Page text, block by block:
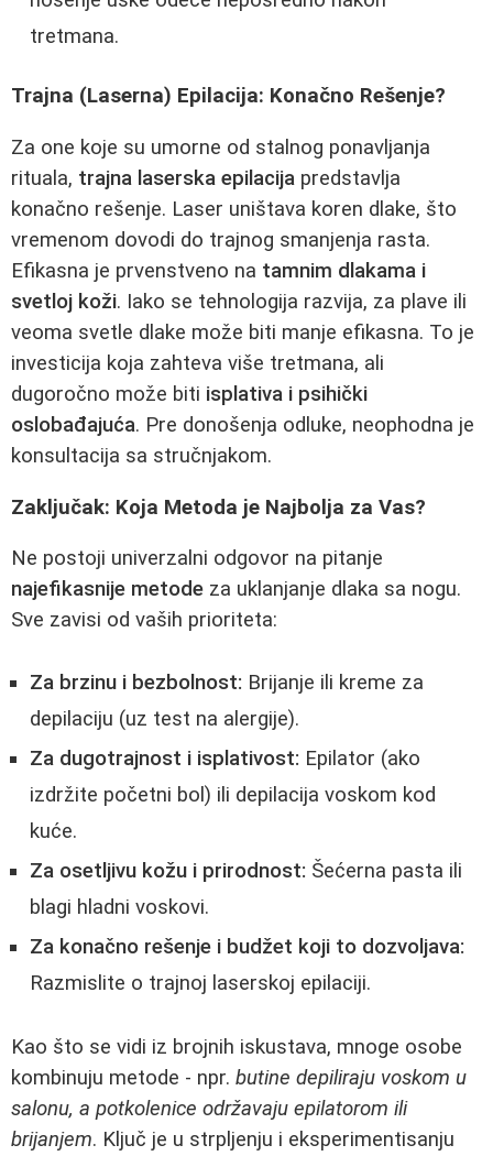
tretmana.
Trajna (Laserna) Epilacija: Konačno Rešenje?
Za one koje su umorne od stalnog ponavljanja
rituala, trajna laserska epilacija predstavlja
konačno rešenje. Laser uništava koren dlake, što
vremenom dovodi do trajnog smanjenja rasta.
Efikasna je prvenstveno na tamnim dlakama i
svetloj koži. Iako se tehnologija razvija, za plave ili
veoma svetle dlake može biti manje efikasna. To je
investicija koja zahteva više tretmana, ali
dugoročno može biti isplativa i psihički
oslobađajuća. Pre donošenja odluke, neophodna je
konsultacija sa stručnjakom.
Zaključak: Koja Metoda je Najbolja za Vas?
Ne postoji univerzalni odgovor na pitanje
najefikasnije metode za uklanjanje dlaka sa nogu.
Sve zavisi od vaših prioriteta:
Za brzinu i bezbolnost: Brijanje ili kreme za
depilaciju (uz test na alergije).
Za dugotrajnost i isplativost: Epilator (ako
izdržite početni bol) ili depilacija voskom kod
kuće.
Za osetljivu kožu i prirodnost: Šećerna pasta ili
blagi hladni voskovi.
Za konačno rešenje i budžet koji to dozvoljava:
Razmislite o trajnoj laserskoj epilaciji.
Kao što se vidi iz brojnih iskustava, mnoge osobe
kombinuju metode - npr. butine depiliraju voskom u
salonu, a potkolenice održavaju epilatorom ili
brijanjem. Ključ je u strpljenju i eksperimentisanju